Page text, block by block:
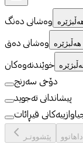
وەشانی دەنگ
وەشانی دەق
خوێندنەوەکان
دۆخی سەرنج
پیشاندانی تەجوید
قیڕائات
پێشووتـر داهاتوو